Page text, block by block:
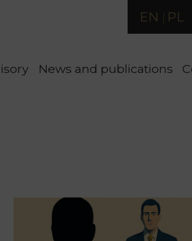
EN PL
News and publications